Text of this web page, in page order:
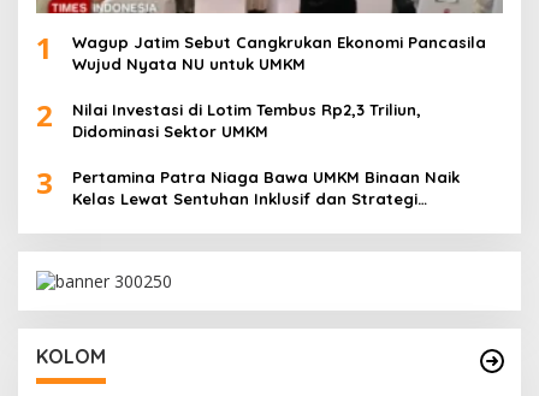
1
Wagup Jatim Sebut Cangkrukan Ekonomi Pancasila
Wujud Nyata NU untuk UMKM
2
Nilai Investasi di Lotim Tembus Rp2,3 Triliun,
Didominasi Sektor UMKM
3
Pertamina Patra Niaga Bawa UMKM Binaan Naik
Kelas Lewat Sentuhan Inklusif dan Strategi
KOLOM